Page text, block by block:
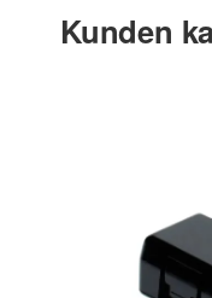
Kunden